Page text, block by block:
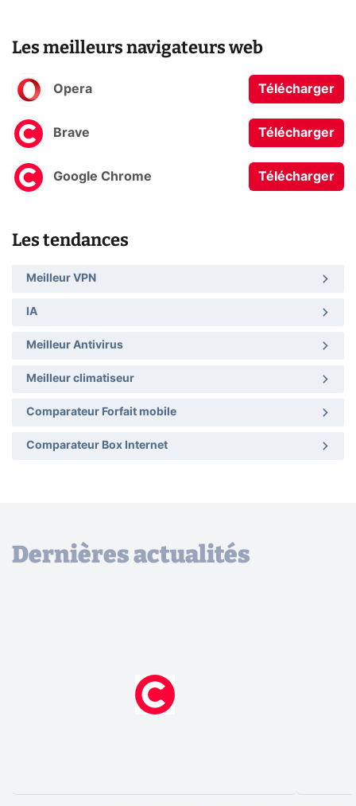
Les meilleurs navigateurs web
Opera Télécharger
Brave Télécharger
Google Chrome Télécharger
Les tendances
Meilleur VPN
IA
Meilleur Antivirus
Meilleur climatiseur
Comparateur Forfait mobile
Comparateur Box Internet
Dernières actualités